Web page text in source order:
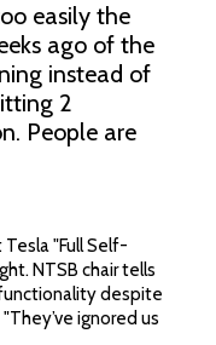
easily the
ago of the
instead of
2
People are
"Full Self-
NTSB chair tells
despite
ignored us